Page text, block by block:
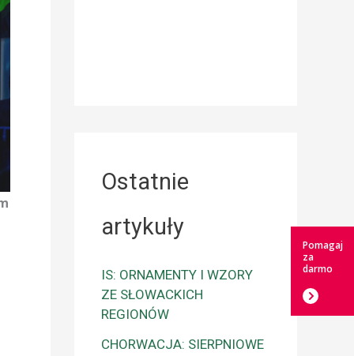
Ostatnie
artykuły
IS: ORNAMENTY I WZORY
ZE SŁOWACKICH
REGIONÓW
CHORWACJA: SIERPNIOWE
Pomagaj
za
darmo